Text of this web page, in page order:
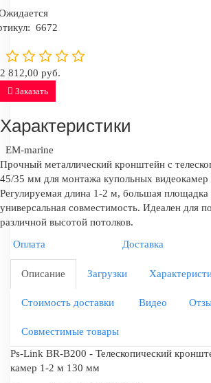
6672
2 812,00 руб.
Заказать
Характеристики
EM-marine
Прочный металлический кронштейн с
45/35 мм для монтажа купольных видеокамер
Регулируемая длина 1-2 м, большая
универсальная совместимость. Идеален для
различной высотой потолков.
Оплата
Доставка
Описание Загрузки
Стоимость доставки Видео
Совместимые товары
Ps-Link BR-B200 - Телескопический
камер 1-2 м 130 мм